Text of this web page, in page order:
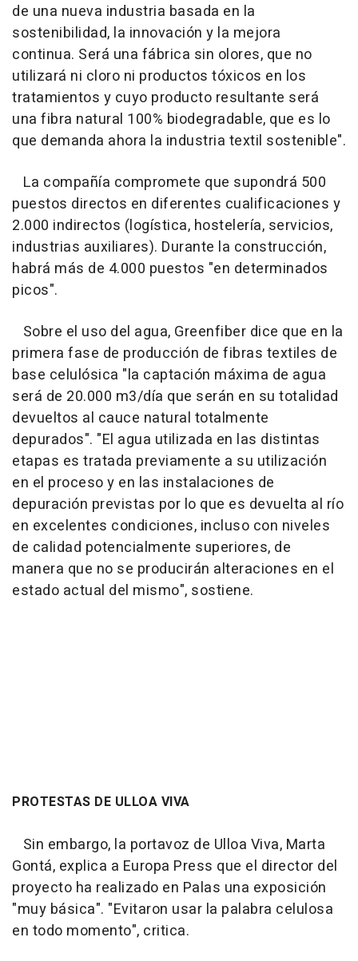
de una nueva industria basada en la
sostenibilidad, la innovación y la mejora
continua. Será una fábrica sin olores, que no
utilizará ni cloro ni productos tóxicos en los
tratamientos y cuyo producto resultante será
una fibra natural 100% biodegradable, que es lo
que demanda ahora la industria textil sostenible".
La compañía compromete que supondrá 500
puestos directos en diferentes cualificaciones y
2.000 indirectos (logística, hostelería, servicios,
industrias auxiliares). Durante la construcción,
habrá más de 4.000 puestos "en determinados
picos".
Sobre el uso del agua, Greenfiber dice que en la
primera fase de producción de fibras textiles de
base celulósica "la captación máxima de agua
será de 20.000 m3/día que serán en su totalidad
devueltos al cauce natural totalmente
depurados". "El agua utilizada en las distintas
etapas es tratada previamente a su utilización
en el proceso y en las instalaciones de
depuración previstas por lo que es devuelta al río
en excelentes condiciones, incluso con niveles
de calidad potencialmente superiores, de
manera que no se producirán alteraciones en el
estado actual del mismo", sostiene.
PROTESTAS DE ULLOA VIVA
Sin embargo, la portavoz de Ulloa Viva, Marta
Gontá, explica a Europa Press que el director del
proyecto ha realizado en Palas una exposición
"muy básica". "Evitaron usar la palabra celulosa
en todo momento", critica.